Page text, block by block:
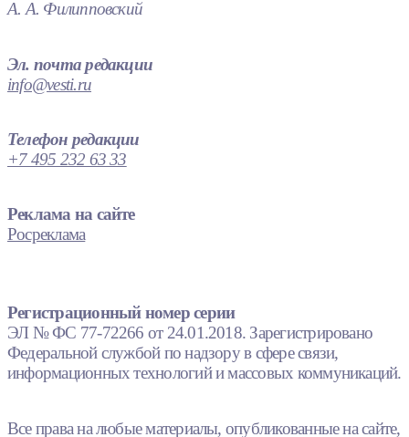
А. А. Филипповский
Эл. почта редакции
info@vesti.ru
Телефон редакции
+7 495 232 63 33
Реклама на сайте
Росреклама
Регистрационный номер серии
ЭЛ № ФС 77-72266 от 24.01.2018. Зарегистрировано
Федеральной службой по надзору в сфере связи,
информационных технологий и массовых коммуникаций.
Все права на любые материалы, опубликованные на сайте,